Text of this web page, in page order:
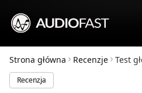
Strona główna Recenzje Test
Recenzja